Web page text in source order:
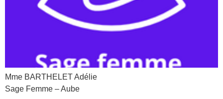
Mme BARTHELET Adélie
Sage Femme – Aube